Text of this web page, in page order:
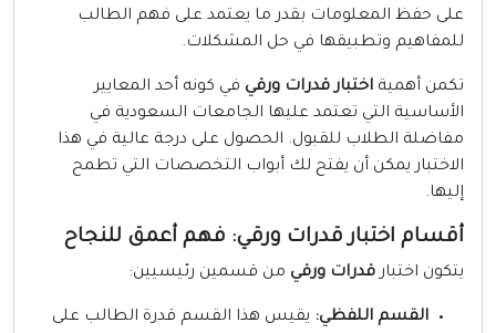
حفظ المعلومات بقدر ما يعتمد على فهم الطالب
وتطبيقها في حل المشكلات.
أهميةاختبار قدرات ورقي في كونه أحد المعايير
التي تعتمد عليها الجامعات السعودية في
الطلاب للقبول. الحصول على درجة عالية في هذا
يمكن أن يفتح لك أبواب التخصصات التي تطمح
اختبار قدرات ورقي: فهم أعمق للنجاح
اختبارقدرات ورقي من قسمين رئيسيين:
القسم اللفظي:يقيس هذا القسم قدرة الطالب على